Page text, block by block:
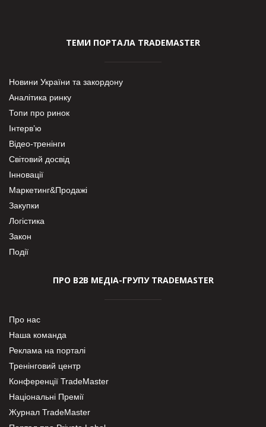
ТЕМИ ПОРТАЛА TRADEMASTER
Новини України та закордону
Аналітика ринку
Топи про ринок
Інтерв’ю
Відео-тренінги
Світовий досвід
Інновації
Маркетинг&Продажі
Закупки
Логістика
Закон
Події
ПРО В2В МЕДІА-ГРУПУ TRADEMASTER
Про нас
Наша команда
Реклама на порталі
Тренінговий центр
Конференції TradeMaster
Національні Премії
Журнал TradeMaster